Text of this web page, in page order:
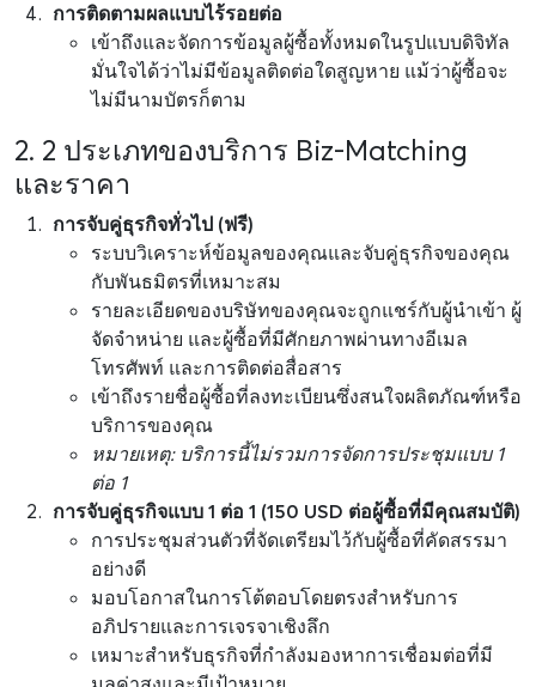
การติดตามผลแบบไร้รอยต่อ
เข้าถึงและจัดการข้อมูลผู้ซื้อทั้งหมดในรูปแบบดิจิทัล
มั่นใจได้ว่าไม่มีข้อมูลติดต่อใดสูญหาย แม้ว่าผู้ซื้อจะ
ไม่มีนามบัตรก็ตาม
2. 2 ประเภทของบริการ Biz-Matching
และราคา
การจับคู่ธุรกิจทั่วไป (ฟรี)
ระบบวิเคราะห์ข้อมูลของคุณและจับคู่ธุรกิจของคุณ
กับพันธมิตรที่เหมาะสม
รายละเอียดของบริษัทของคุณจะถูกแชร์กับผู้นำเข้า ผู้
จัดจำหน่าย และผู้ซื้อที่มีศักยภาพผ่านทางอีเมล
โทรศัพท์ และการติดต่อสื่อสาร
เข้าถึงรายชื่อผู้ซื้อที่ลงทะเบียนซึ่งสนใจผลิตภัณฑ์หรือ
บริการของคุณ
หมายเหตุ: บริการนี้ไม่รวมการจัดการประชุมแบบ 1
ต่อ 1
การจับคู่ธุรกิจแบบ 1 ต่อ 1 (150 USD ต่อผู้ซื้อที่มีคุณสมบัติ)
การประชุมส่วนตัวที่จัดเตรียมไว้กับผู้ซื้อที่คัดสรรมา
อย่างดี
มอบโอกาสในการโต้ตอบโดยตรงสำหรับการ
อภิปรายและการเจรจาเชิงลึก
เหมาะสำหรับธุรกิจที่กำลังมองหาการเชื่อมต่อที่มี